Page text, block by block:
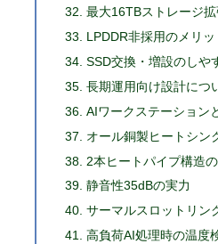
最大16TBストレージ
LPDDR非採用のメリッ
SSD交換・増設のしや
長期運用向け設計につ
AIワークステーション
オール銅製ヒートシン
2本ヒートパイプ構造
静音性35dBの実力
サーマルスロットリン
高負荷AI処理時の温度